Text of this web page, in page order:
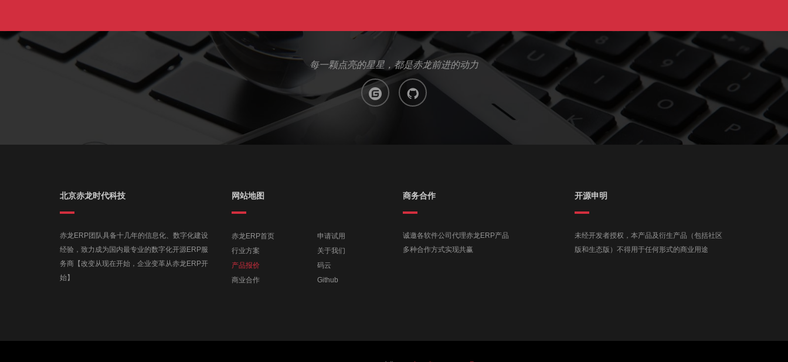
每一颗点亮的星星，都是赤龙前进的动力
北京赤龙时代科技
赤龙ERP团队具备十几年的信息化、数字化建设
经验，致力成为国内最专业的数字化开源ERP服
务商【改变从现在开始，企业变革从赤龙ERP开
始】
网站地图
赤龙ERP首页
行业方案
产品报价
商业合作
申请试用
关于我们
码云
Github
商务合作
诚邀各软件公司代理赤龙ERP产品
多种合作方式实现共赢
开源申明
未经开发者授权，本产品及衍生产品（包括社区
版和生态版）不得用于任何形式的商业用途